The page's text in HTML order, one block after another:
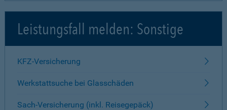
Leistungsfall melden: Sonstige
KFZ-Versicherung
Werkstattsuche bei Glasschäden
Sach-Versicherung (inkl. Reisegepäck)